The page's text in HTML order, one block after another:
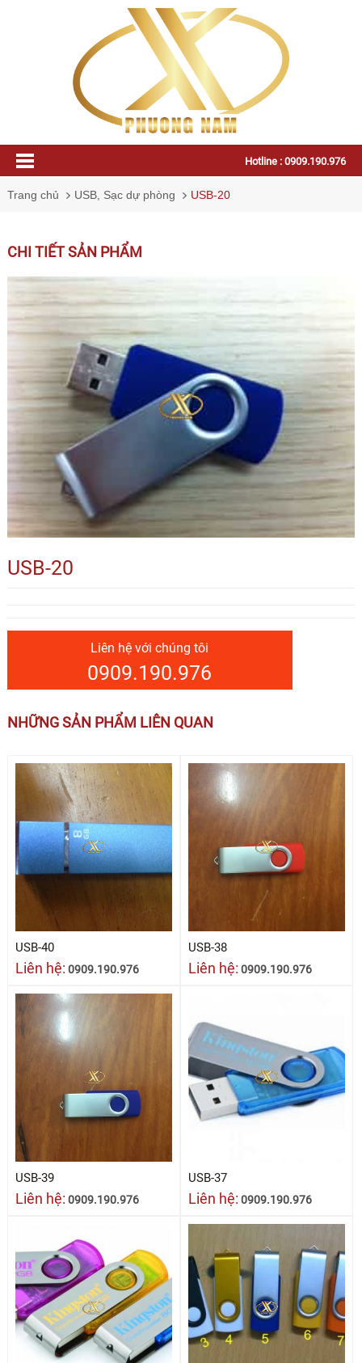
Hotline : 0909.190.976
Trang chủ USB, Sạc dự phòng USB-20
CHI TIẾT SẢN PHẨM
USB-20
Liên hệ với chúng tôi
0909.190.976
NHỮNG SẢN PHẨM LIÊN QUAN
USB-40
Liên hệ: 0909.190.976
USB-38
Liên hệ: 0909.190.976
USB-39
Liên hệ: 0909.190.976
USB-37
Liên hệ: 0909.190.976